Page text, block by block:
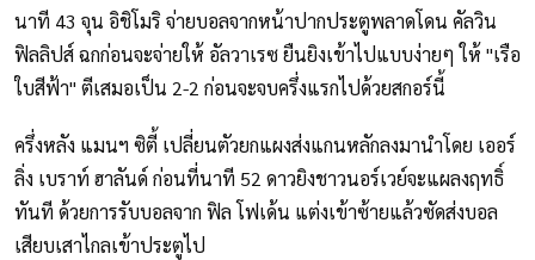
นาที 43 จุน อิชิโมริ จ่ายบอลจากหน้าปากประตูพลาดโดน คัลวิน
ฟิลลิปส์ ฉกก่อนจะจ่ายให้ อัลวาเรซ ยืนยิงเข้าไปแบบง่ายๆ ให้ "เรือ
ใบสีฟ้า" ตีเสมอเป็น 2-2 ก่อนจะจบครึ่งแรกไปด้วยสกอร์นี้
ครึ่งหลัง แมนฯ ซิตี้ เปลี่ยนตัวยกแผงส่งแกนหลักลงมานำโดย เออร์
ลิ่ง เบราท์ ฮาลันด์ ก่อนที่นาที 52 ดาวยิงชาวนอร์เวย์จะแผลงฤทธิ์
ทันที ด้วยการรับบอลจาก ฟิล โฟเด้น แต่งเข้าซ้ายแล้วซัดส่งบอล
เสียบเสาไกลเข้าประตูไป